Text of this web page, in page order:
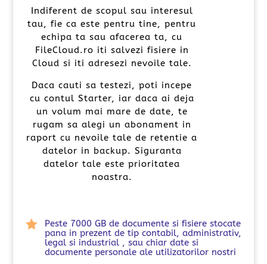
Indiferent de scopul sau interesul
tau, fie ca este pentru tine, pentru
echipa ta sau afacerea ta, cu
FileCloud.ro iti salvezi fisiere in
Cloud si iti adresezi nevoile tale.
Daca cauti sa testezi, poti incepe
cu contul Starter, iar daca ai deja
un volum mai mare de date, te
rugam sa alegi un abonament in
raport cu nevoile tale de retentie a
datelor in backup. Siguranta
datelor tale este prioritatea
noastra.

Peste 7000 GB de documente si fisiere stocate
pana in prezent de tip contabil, administrativ,
legal si industrial , sau chiar date si
documente personale ale utilizatorilor nostri